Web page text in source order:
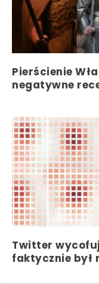
Pierścienie
negatywne
Twitter
faktycznie był